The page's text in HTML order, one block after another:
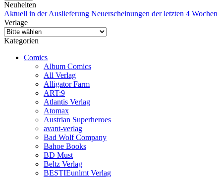
Neuheiten
Aktuell in der Auslieferung Neuerscheinungen der letzten 4 Wochen
Verlage
Kategorien
Comics
Album Comics
All Verlag
Alligator Farm
ART:9
Atlantis Verlag
Atomax
Austrian Superheroes
avant-verlag
Bad Wolf Company
Bahoe Books
BD Must
Beltz Verlag
BESTIEunlmt Verlag